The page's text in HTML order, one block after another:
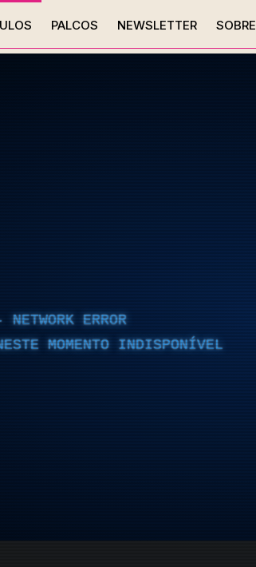
PALCOS NEWSLETTER SOBRE
ERROR
MOMENTO INDISPONÍVEL